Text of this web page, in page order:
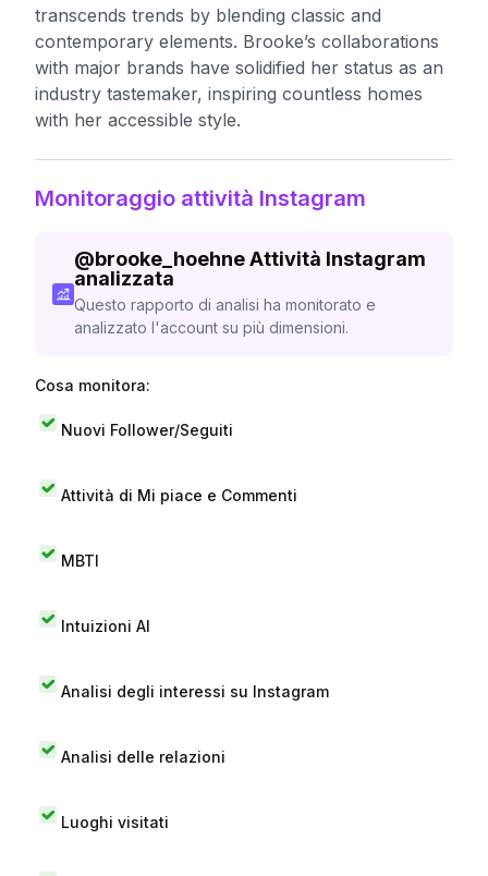
transcends trends by blending classic and
contemporary elements. Brooke’s collaborations
with major brands have solidified her status as an
industry tastemaker, inspiring countless homes
with her accessible style.
Monitoraggio attività Instagram
@brooke_hoehneAttività Instagram
analizzata
Questo rapporto di analisi ha monitorato e
analizzato l'account su più dimensioni.
Cosa monitora:
Nuovi Follower/Seguiti
Attività di Mi piace e Commenti
MBTI
Intuizioni AI
Analisi degli interessi su Instagram
Analisi delle relazioni
Luoghi visitati